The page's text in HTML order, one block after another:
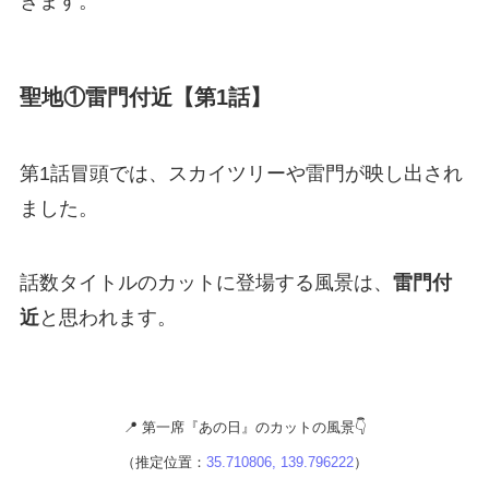
聖地①雷門付近【第1話】
第1話冒頭では、スカイツリーや雷門が映し出され
ました。
話数タイトルのカットに登場する風景は、 雷門付
近と思われます。
📍 第一席『あの日』のカットの風景👇
（推定位置： 35.710806, 139.796222）